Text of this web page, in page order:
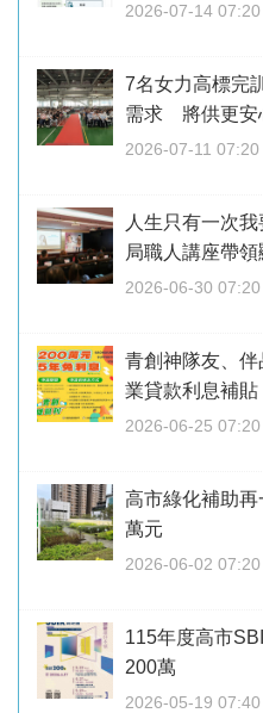
2026-07-14 07:20
7名女力高標完
需求 將供更安
2026-07-11 07:20
人生只有一次
局職人講座帶
2026-06-30 07:20
青創神隊友、
業貸款利息補
2026-06-25 07:20
高市綠化補助
萬元
2026-06-02 07:20
115年度高市
200萬
2026-05-19 07:40